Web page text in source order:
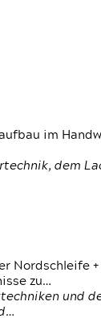
im
dem
Nordschleife +
zu…
und